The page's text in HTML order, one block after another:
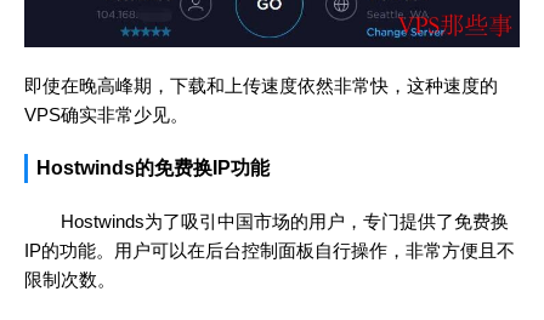
即使在晚高峰期，下载和上传速度依然非常快，这种速度的
VPS确实非常少见。
Hostwinds的免费换IP功能
Hostwinds为了吸引中国市场的用户，专门提供了免费换
IP的功能。用户可以在后台控制面板自行操作，非常方便且不
限制次数。